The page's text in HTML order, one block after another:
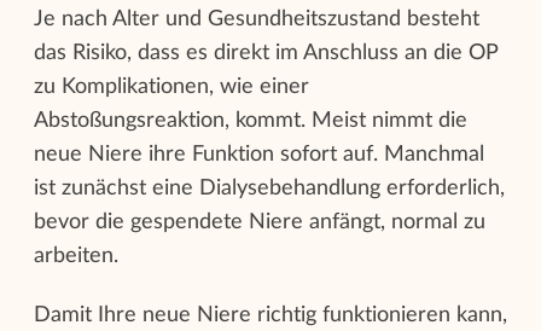
Je nach Alter und Gesundheitszustand besteht
das Risiko, dass es direkt im Anschluss an die OP
zu Komplikationen, wie einer
Abstoßungsreaktion, kommt. Meist nimmt die
neue Niere ihre Funktion sofort auf. Manchmal
ist zunächst eine Dialysebehandlung erforderlich,
bevor die gespendete Niere anfängt, normal zu
arbeiten.
Damit Ihre neue Niere richtig funktionieren kann,